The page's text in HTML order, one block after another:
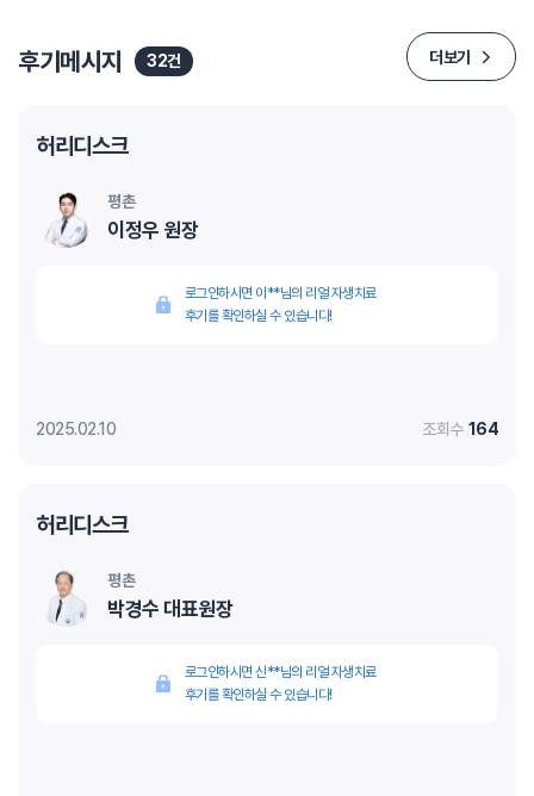
후기메시지 32건 더보기
허리디스크
평촌
이정우 원장
로그인하시면 이**님의 리얼 자생치료
후기를 확인하실 수 있습니다!
2025.02.10 조회수 164
허리디스크
평촌
박경수 대표원장
로그인하시면 신**님의 리얼 자생치료
후기를 확인하실 수 있습니다!